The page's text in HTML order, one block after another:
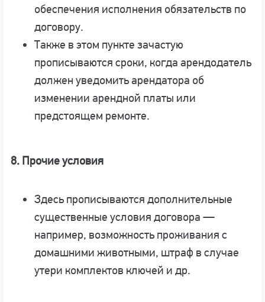
обеспечения исполнения обязательств по
договору.
Также в этом пункте зачастую
прописываются сроки, когда арендодатель
должен уведомить арендатора об
изменении арендной платы или
предстоящем ремонте.
8. Прочие условия
Здесь прописываются дополнительные
существенные условия договора —
например, возможность проживания с
домашними животными, штраф в случае
утери комплектов ключей и др.